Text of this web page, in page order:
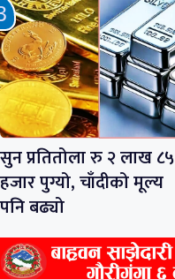
सुन प्रतितोला रु २ लाख ८५
हजार पुग्यो, चाँदीको मूल्य
पनि बढ्यो